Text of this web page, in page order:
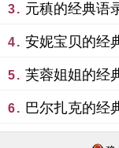
3. 元稹的经典语
4. 安妮宝贝的经
5. 芙蓉姐姐的经
6. 巴尔扎克的经